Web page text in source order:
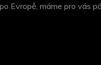
Evropě, máme pro vás